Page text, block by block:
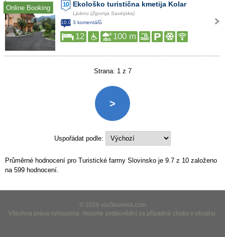
Online Booking 10 Ekološko turistična kmetija Kolar
Ljubno (Zgornja Savinjska)
10.0 3 komentářů
12 100 m
Strana: 1 z 7
>
Uspořádat podle:
Průměrné hodnocení pro Turistické farmy Slovinsko je 9.7 z 10 založeno
na 599 hodnocení.
© 2026 viaSlovenia.com
Všechna práva vyhrazena. Nejsme zodpovědní za případné chyby v obsahu.